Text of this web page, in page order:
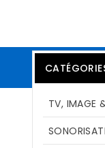
TV, IMAGE